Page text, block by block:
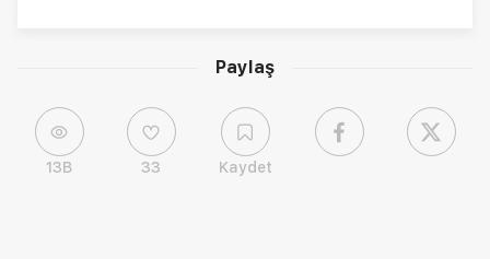
Paylaş
13B 33 Kaydet